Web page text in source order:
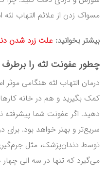
مسواک زدن از علائم التهاب
بیشتر بخوانید: علت زرد شدن
چطور عفونت لثه را برطرف
درمان التهاب لثه هنگامی
کمک بگیرید و هم در خانه
دهید. اگر عفونت شما پیشرفته
سریع‌تر و بهتر خواهد بود.
توسط دندان‌پزشک، مثل
می‌گیرد که تنها در سه الی